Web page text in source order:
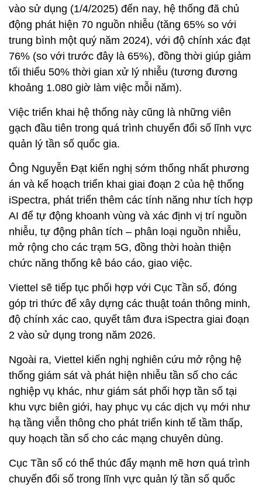
vào sử dụng (1/4/2025) đến nay, hệ thống đã chủ
động phát hiện 70 nguồn nhiễu (tăng 65% so với
trung bình một quý năm 2024), với độ chính xác đạt
76% (so với trước đây là 65%), đồng thời giúp giảm
tối thiểu 50% thời gian xử lý nhiễu (tương đương
khoảng 1.080 giờ làm việc mỗi năm).
Việc triển khai hệ thống này cũng là những viên
gạch đầu tiên trong quá trình chuyển đổi số lĩnh vực
quản lý tần số quốc gia.
Ông Nguyễn Đạt kiến nghị sớm thống nhất phương
án và kế hoạch triển khai giai đoạn 2 của hệ thống
iSpectra, phát triển thêm các tính năng như tích hợp
AI để tự động khoanh vùng và xác định vị trí nguồn
nhiễu, tự động phân tích – phân loại nguồn nhiễu,
mở rộng cho các trạm 5G, đồng thời hoàn thiện
chức năng thống kê báo cáo, giao việc.
Viettel sẽ tiếp tục phối hợp với Cục Tần số, đóng
góp tri thức để xây dựng các thuật toán thông minh,
độ chính xác cao, quyết tâm đưa iSpectra giai đoạn
2 vào sử dụng trong năm 2026.
Ngoài ra, Viettel kiến nghị nghiên cứu mở rộng hệ
thống giám sát và phát hiện nhiễu tần số cho các
nghiệp vụ khác, như giám sát phối hợp tần số tại
khu vực biên giới, hay phục vụ các dịch vụ mới như
hạ tầng viễn thông cho phát triển kinh tế tầm thấp,
quy hoạch tần số cho các mạng chuyên dùng.
Cục Tần số có thể thúc đẩy mạnh mẽ hơn quá trình
chuyển đổi số trong lĩnh vực quản lý tần số quốc